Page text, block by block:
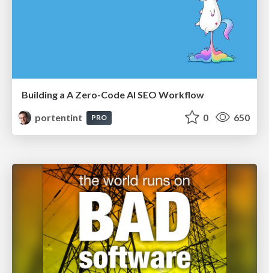
Building a A Zero-Code AI SEO Workflow
portentint
PRO 0 650